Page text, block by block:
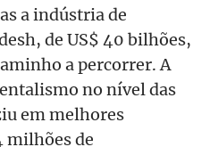
a indústria de
de US$ 40 bilhões,
a percorrer. A
no nível das
em melhores
milhões de